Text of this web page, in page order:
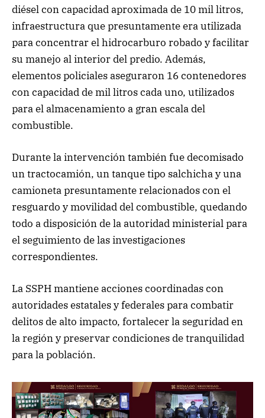
diésel con capacidad aproximada de 10 mil litros,
infraestructura que presuntamente era utilizada
para concentrar el hidrocarburo robado y facilitar
su manejo al interior del predio. Además,
elementos policiales aseguraron 16 contenedores
con capacidad de mil litros cada uno, utilizados
para el almacenamiento a gran escala del
combustible.
Durante la intervención también fue decomisado
un tractocamión, un tanque tipo salchicha y una
camioneta presuntamente relacionados con el
resguardo y movilidad del combustible, quedando
todo a disposición de la autoridad ministerial para
el seguimiento de las investigaciones
correspondientes.
La SSPH mantiene acciones coordinadas con
autoridades estatales y federales para combatir
delitos de alto impacto, fortalecer la seguridad en
la región y preservar condiciones de tranquilidad
para la población.